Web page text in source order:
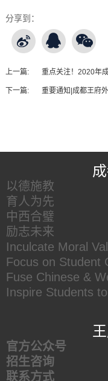
分享到：
上一篇: 重点关注！2020年
下一篇: 重要通知|成都王府
以德施教
育人为先
中西合璧
励志未来
Inculcate Moral
Focus on Student
Fuse Chinese &
Inspire Students
官方公众号
招生咨询
联系方式